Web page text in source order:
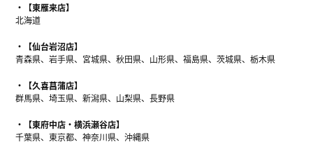
【東雁来店】
北海道
【仙台岩沼店】
青森県、岩手県、宮城県、秋田県、山形県、福島県、茨城県、栃木県
【久喜菖蒲店】
群馬県、埼玉県、新潟県、山梨県、長野県
【東府中店・横浜瀬谷店】
千葉県、東京都、神奈川県、沖縄県